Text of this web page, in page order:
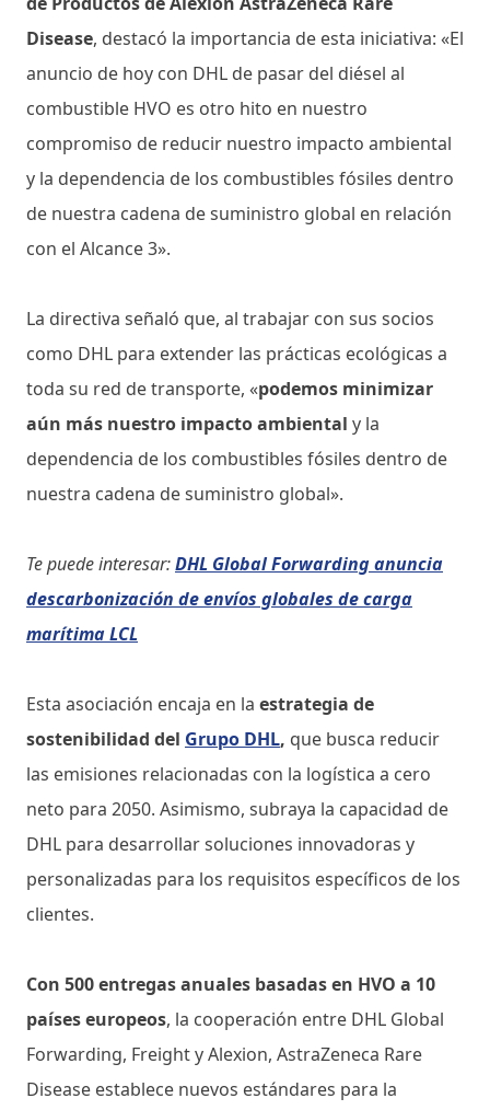
Disease, destacó la importancia de esta iniciativa: «El
anuncio de hoy con DHL de pasar del diésel al
combustible HVO es otro hito en nuestro
compromiso de reducir nuestro impacto ambiental
y la dependencia de los combustibles fósiles dentro
de nuestra cadena de suministro global en relación
con el Alcance 3».
La directiva señaló que, al trabajar con sus socios
como DHL para extender las prácticas ecológicas a
toda su red de transporte, «podemos minimizar
aún más nuestro impacto ambiental y la
dependencia de los combustibles fósiles dentro de
nuestra cadena de suministro global».
Te puede interesar:DHL Global Forwarding anuncia
descarbonización de envíos globales de carga
marítima LCL
Esta asociación encaja en la estrategia de
sostenibilidad del Grupo DHL, que busca reducir
las emisiones relacionadas con la logística a cero
neto para 2050. Asimismo, subraya la capacidad de
DHL para desarrollar soluciones innovadoras y
personalizadas para los requisitos específicos de los
clientes.
Con 500 entregas anuales basadas en HVO a 10
países europeos, la cooperación entre DHL Global
Forwarding, Freight y Alexion, AstraZeneca Rare
Disease establece nuevos estándares para la